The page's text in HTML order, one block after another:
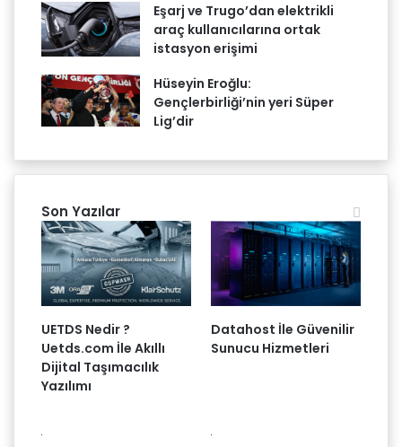
Eşarj ve Trugo’dan elektrikli
araç kullanıcılarına ortak
istasyon erişimi
Hüseyin Eroğlu:
Gençlerbirliği’nin yeri Süper
Lig’dir
Son Yazılar
UETDS Nedir ?
Uetds.com İle Akıllı
Dijital Taşımacılık
Yazılımı
Datahost İle Güvenilir
Sunucu Hizmetleri